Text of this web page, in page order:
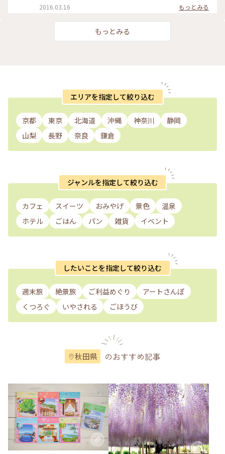
ても良い雰囲気でした。 お店の入り口にあるショーケースに
は、チョコレートでコーティングして、ナッツやベリーでジュ
エリーみたいにデコレーションしたクロワッサンが並んでいま
した。東京でも人気のようで銀座にもお店があるみたい？ ラ
ンチはクロワッサンサンドとサラダと小さなデザートにコーヒ
2016.03.16 もっとみる
もっとみる
エリアを指定して絞り込む
京都 東京 北海道 沖縄 神奈川
静岡
山梨
長野 奈良 鎌倉
ジャンルを指定して絞り込む
カフェ スイーツ おみやげ 景色
温泉
ホテル
ごはん パン 雑貨 イベント
したいことを指定して絞り込む
週末旅 絶景旅 ご利益めぐり
アートさんぽ
くつろぐ
いやされる ごほうび
秋田県 のおすすめ記事